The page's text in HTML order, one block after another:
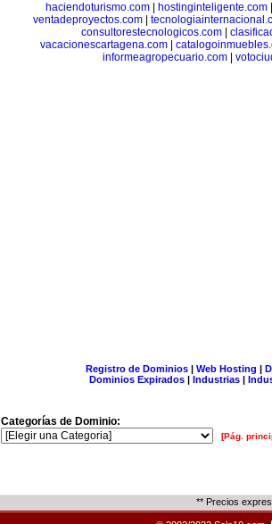
haciendoturismo.com
hostinginteligente.com
ventadeproyectos.com|
consultorestecnologicos.com
vacacionescartagena.com
informeagropecuario.com
Registro de Dominios| Web Hosting |
Dominios Expirados | Industrias |
Categorías de Dominio:
[Pág.
** Precios